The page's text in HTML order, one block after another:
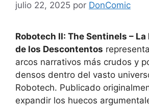
julio 22, 2025 por DonComic
Robotech II: The Sentinels –
de los Descontentos
arcos narrativos más crudos y
densos dentro del vasto
Robotech. Publicado
expandir los huecos